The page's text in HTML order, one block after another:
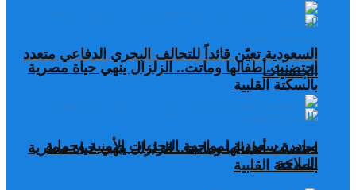
احتضنت أطفالها وماتت.. الزلزال ينهي حياة مصرية
بالسكتة القلبية
مبادرة سعودية لمواجهة التحديات الأمنية وحماية
الملاحة
السعودية تعيّن قائداً للتحالف البحري الدفاعي متعدد
الجنسيات
احتضنت أطفالها وماتت.. الزلزال ينهي حياة مصرية
بالسكتة القلبية